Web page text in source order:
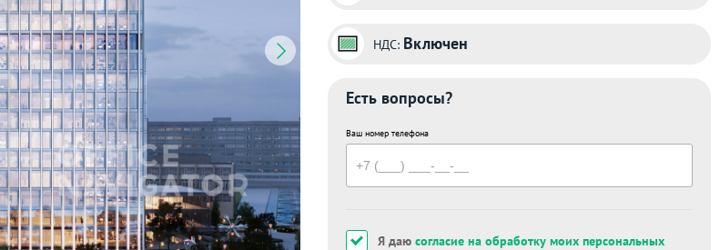
НДС: Включен
Есть вопросы?
Ваш номер телефона
Я даю согласие на обработку моих персональных